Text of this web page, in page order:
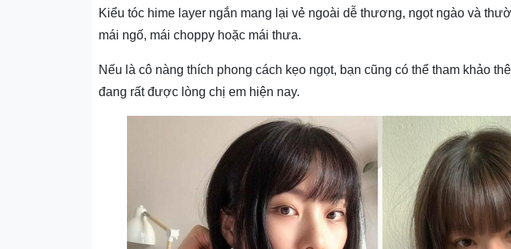
Kiểu tóc hime layer ngắn mang lại vẻ ngoài dễ thương, ngọt ngào và
mái ngố, mái choppy hoặc mái thưa.
Nếu là cô nàng thích phong cách kẹo ngọt, bạn cũng có thể tham khảo
đang rất được lòng chị em hiện nay.